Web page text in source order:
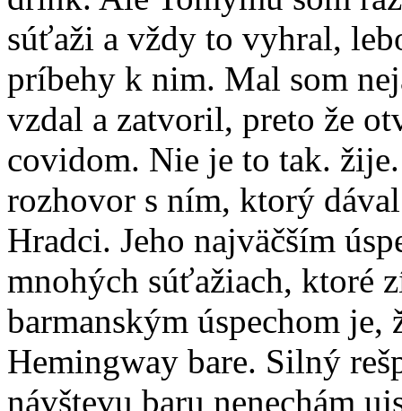
súťaži a vždy to vyhral,
príbehy k nim. Mal som
vzdal a zatvoril, preto že
covidom. Nie je to tak.
rozhovor s ním, ktorý
Hradci. Jeho najväčším
mnohých súťažiach, ktoré
barmanským úspechom
Hemingway bare. Silný
návštevu baru nenechám